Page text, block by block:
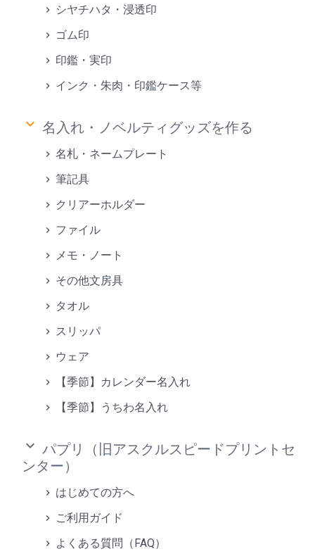
シヤチハタ・浸透印
ゴム印
印鑑・実印
インク・朱肉・印鑑ケース等
keyboard_arrow_down 名入れ・ノベルティグッズを作る
名札・ネームプレート
筆記具
クリアーホルダー
ファイル
メモ・ノート
その他文房具
タオル
スリッパ
ウェア
【季節】カレンダー名入れ
【季節】うちわ名入れ
keyboard_arrow_down パプリ（旧アスクルスピードプリントセ
ンター）
はじめての方へ
ご利用ガイド
よくある質問（FAQ）